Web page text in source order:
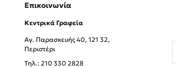
Επικοινωνία
Κεντρικά Γραφεία
Αγ. Παρασκευής 40, 121 32,
Περιστέρι
Tηλ.: 210 330 2828